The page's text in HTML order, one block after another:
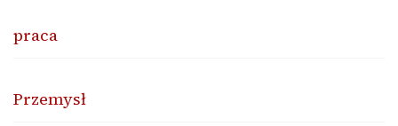
praca
Przemysł